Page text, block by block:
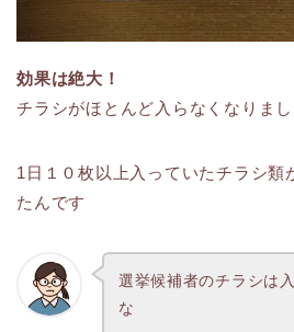
効果は絶大！
チラシがほとんど入らなくなりまし
1日１０枚以上入っていたチラシ類
たんです
選挙候補者のチラシは
な